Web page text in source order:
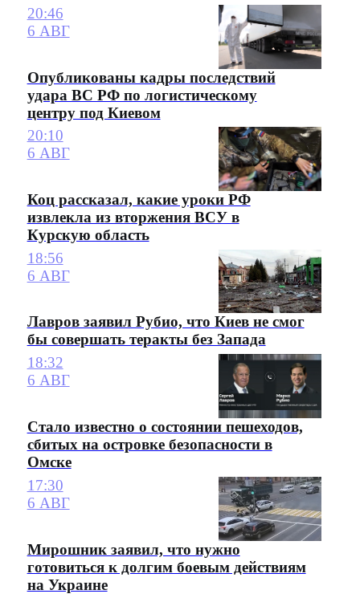
20:46
6 АВГ
Опубликованы кадры последствий
удара ВС РФ по логистическому
центру под Киевом
20:10
6 АВГ
Коц рассказал, какие уроки РФ
извлекла из вторжения ВСУ в
Курскую область
18:56
6 АВГ
Лавров заявил Рубио, что Киев не смог
бы совершать теракты без Запада
18:32
6 АВГ
Стало известно о состоянии пешеходов,
сбитых на островке безопасности в
Омске
17:30
6 АВГ
Мирошник заявил, что нужно
готовиться к долгим боевым действиям
на Украине